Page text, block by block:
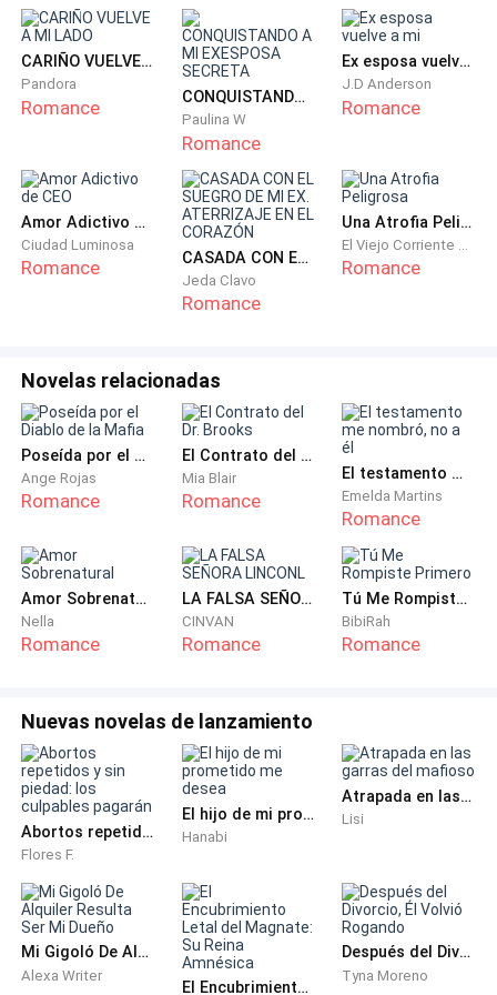
Y es que, yo no quiero relacionarme con él. No porque
le tenga miedo, pero creo que el atrae problemas,
quizá es malo lo que digo, pero su apariencia nos
— No nos preocupemos por Astor —les digo a mis
amigas— El es muy maduro, para hacer con su vida lo
que quiera, si quiere o no jugar americano profesional,
dependerá de él.
—Hola —respondo, tratando de actuar normal, aunque
siento mi pulso acelerado, al igual que mi mano
temblorosa.
Hace ya 2 meses que habíamos terminado. Y a decir
verdad, le lloré por casi toda una semana, hasta que
Violeta me hizo darme cuenta, que no lo tenía que
perdonar.
Que si lo hacen una vez, siempre habrá una segunda,
— Te vemos en clase —dice Jenny levantándose de la
mesa
— No tardes mucho —le sigue Violeta— No vale la
pena —me susurra lo último, pero lo suficientemente
alto para que Hunter escuche.
Hunter hace una ligera mueca, a veces por las muecas
que hace, dudo si en verdad debería creerle a la
excusa que el me dio...
puedo dejar a Elisa con alguien que no me cuadra ni me
cae.— Mikkel —llama una de ellas— ¿Acompañará
CARIÑO VUELVE A MI LADO
Pandora
Romance CONQUISTANDO A MI EXESPOSA SECRETA
Paulina W
Romance
Ex esposa vuelve a mi
J.D Anderson
Romance
Amor Adictivo de CEO
Ciudad Luminosa
Romance CASADA CON EL SUEGRO DE MI EX. ATERRIZAJE EN EL CORAZÓN
Jeda Clavo
Romance
Una Atrofia Peligrosa
El Viejo Corriente del Río Qi
Romance
Novelas relacionadas
Poseída por el Diablo de la Mafia
Ange Rojas
Romance
El Contrato del Dr. Brooks
Mia Blair
Romance
El testamento me nombró, no a él
Emelda Martins
Romance
Amor Sobrenatural
Nella
Romance
LA FALSA SEÑORA LINCONL
CINVAN
Romance
Tú Me Rompiste Primero
BibiRah
Romance
Nuevas novelas de lanzamiento
Abortos repetidos y sin piedad: los culpables pagarán
Flores F.
El hijo de mi prometido me desea
Hanabi
Atrapada en las garras del mafioso
Lisi
Mi Gigoló De Alquiler Resulta Ser Mi Dueño
Alexa Writer
El Encubrimiento Letal del Magnate: Su Reina Amnésica
Después del Divorcio, Él Volvió Rogando
Tyna Moreno